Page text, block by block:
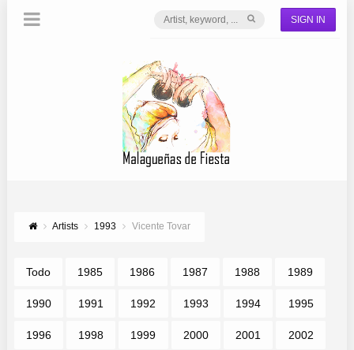
SIGN IN
Artists 1993 Vicente Tovar
Todo 1985 1986 1987 1988 1989
1990 1991 1992 1993 1994 1995
1996 1998 1999 2000 2001 2002